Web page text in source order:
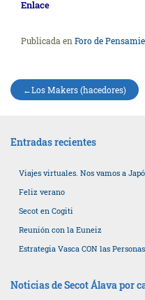
Enlace
Publicada en Foro de
Navegación
Los Makers (hacedores)
Entradas recientes
Viajes virtuales. Nos vamos a
Feliz verano
Secot en Cogiti
Reunión con la Euneiz
Estrategia Vasca CON las
Noticias de Secot Álava por